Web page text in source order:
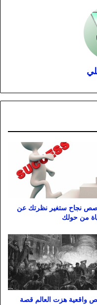
قصص نجاح ستغير نظرتك عن
من حولك
واقعية هزت العالم قصة